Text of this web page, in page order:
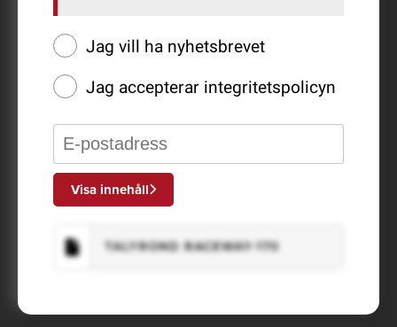
Jag vill ha nyhetsbrevet
Jag accepterar integritetspolicyn
Visa innehåll
TALYROND RACEWAY-170